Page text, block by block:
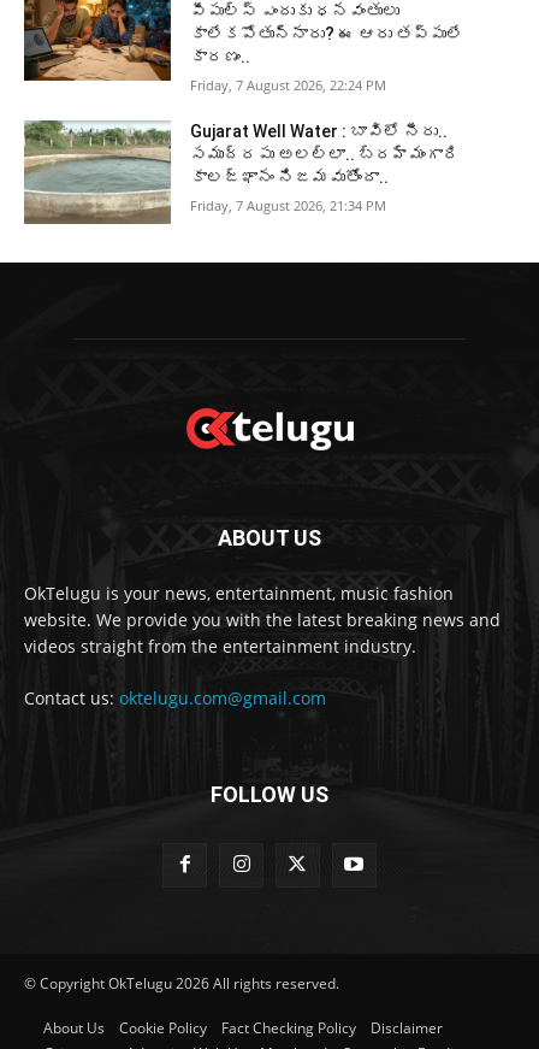
పీపుల్స్ ఎందుకు ధనవంతులు
కాలేకపోతున్నారు? ఈ ఆరు తప్పులే
కారణం..
Friday, 7 August 2026, 22:24 PM
Gujarat Well Water : బావిలో నీరు..
సముద్రపు అలల్లా.. బ్రహ్మంగారి
కాలజ్ఞానం నిజమవుతోందా..
Friday, 7 August 2026, 21:34 PM
ABOUT US
OkTelugu is your news, entertainment, music fashion
website. We provide you with the latest breaking news and
videos straight from the entertainment industry.
Contact us: oktelugu.com@gmail.com
FOLLOW US
© Copyright OkTelugu 2026 All rights reserved.
About Us Cookie Policy Fact Checking Policy
Disclaimer